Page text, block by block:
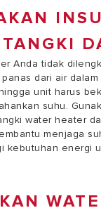
Anda tidak
dari air
unit harus
suhu.
water heater
menjaga
kebutuhan energi